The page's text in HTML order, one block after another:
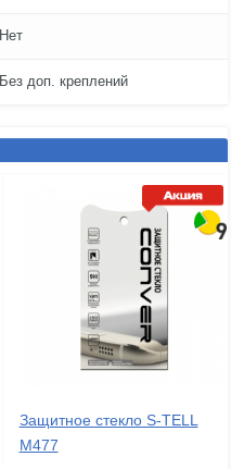
Нет
Без доп. креплений
Защитное стекло S-TELL
M477